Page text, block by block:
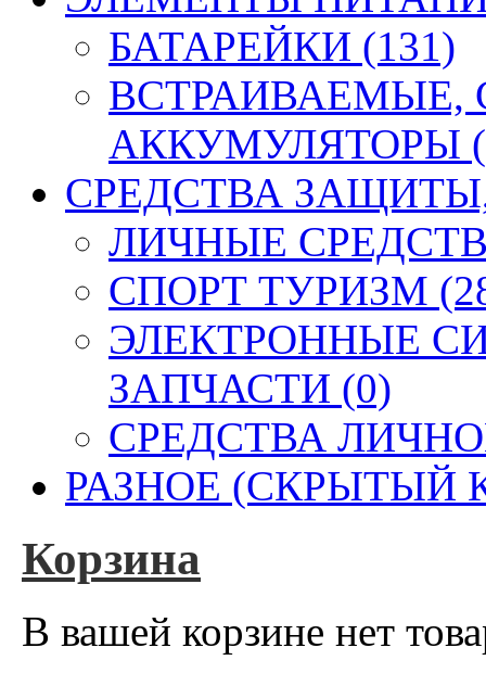
БАТАРЕЙКИ (131)
ВСТРАИВАЕМЫЕ,
АККУМУЛЯТОРЫ
СРЕДСТВА
ЛИЧНЫЕ
СПОРТ ТУРИЗМ
ЭЛЕКТРОННЫЕ
ЗАПЧАСТИ (0)
СРЕДСТВА
РАЗНОЕ (СКРЫТЫЙ
Корзина
В вашей корзине нет